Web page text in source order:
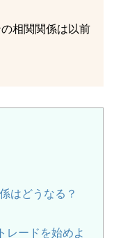
相関関係は以前
はどうなる？
レードを始めよ